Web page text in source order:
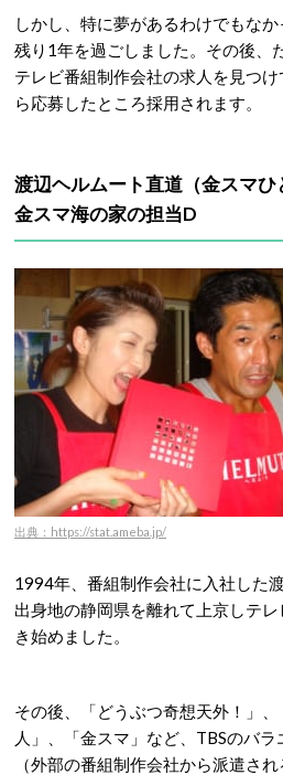
しかし、特に夢があるわけでもな
残り1年を過ごしました。その後、
テレビ番組制作会社の求人を見つ
ら応募したところ採用されます。
渡辺ヘルムート直道（金スマ
金スマ海の家の担当D
出典：https://stat.ameba.jp/
1994年、番組制作会社に入社した
出身地の静岡県を離れて上京しテ
き始めました。
その後、「どうぶつ奇想天外！」
人」、「金スマ」など、TBSのバ
（外部の番組制作会社から派遣さ